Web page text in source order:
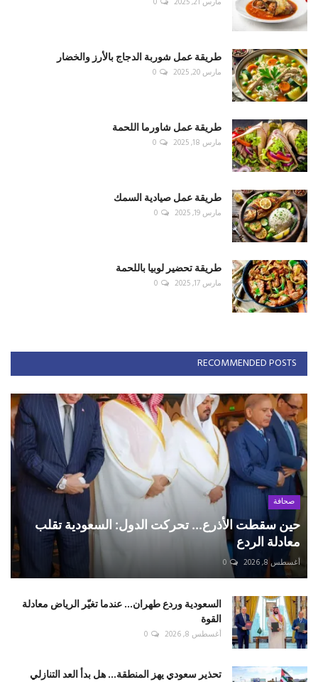
طريقة عمل شوربة الدجاج بالأرز والخضار
مارس 20, 2025 0
طريقة عمل شاورما اللحمة
مارس 18, 2025 0
طريقة عمل صيادية السمك
مارس 19, 2025 0
طريقة تحضير لوبيا باللحمة
مارس 17, 2025 0
RECOMMENDED POSTS
صحافة
حين سقطت الأذرع... تحركت الدول: السعودية تقلب
معادلة الردع
أغسطس 8, 2026 0
السعودية وردع طهران... عندما تغيّر الرياض معادلة
القوة
أغسطس 8, 2026 0
تحذير سعودي يهز المنطقة... هل بدأ العد التنازلي